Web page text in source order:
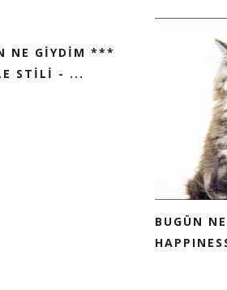
NE GİYDİM ***
STİLİ - ...
BUGÜN